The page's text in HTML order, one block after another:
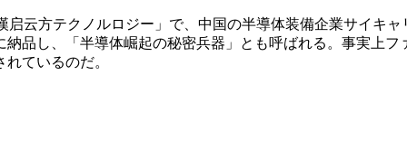
云方テクノルロジー」で、中国の半導体装備企業サイキ
品し、「半導体崛起の秘密兵器」とも呼ばれる。事実上
ているのだ。